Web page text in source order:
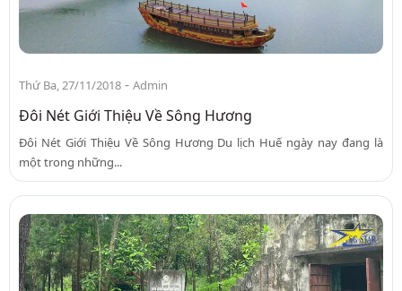
Thứ Ba, 27/11/2018 - Admin
Đôi Nét Giới Thiệu Về Sông Hương
Đôi Nét Giới Thiệu Về Sông Hương Du lịch Huế ngày nay đang là
một trong những...